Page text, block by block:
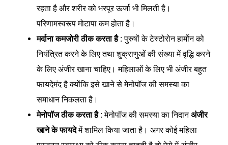
रहता है और शरीर को भरपूर ऊर्जा भी मिलती है।
परिणामस्वरूप मोटापा कम होता है।
मर्दाना कमजोरी ठीक करता है :पुरुषों के टेस्टोरोन हार्मोन को
नियंत्रित करने के लिए तथा शुक्राणुओं की संख्या में वृद्धि करने
के लिए अंजीर खाना चाहिए। महिलाओं के लिए भी अंजीर बहुत
फायदेमंद है क्योंकि इसे खाने से मेनोपॉज की समस्या का
समाधान निकलता है।
मेनोपॉज ठीक करता है :मेनोपॉज की समस्या का निदानअंजीर
खाने के फायदेमें शामिल किया जाता है। अगर कोई महिला